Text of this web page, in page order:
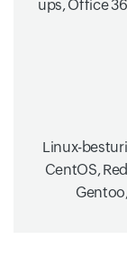
ups, Office
Linux-
CentOS,